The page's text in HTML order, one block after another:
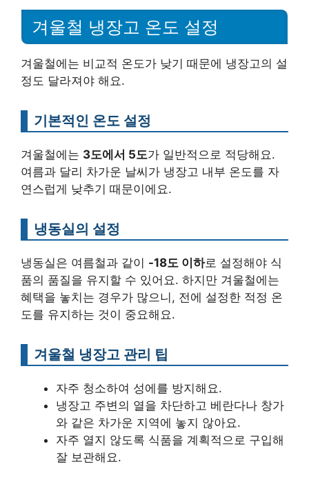
겨울철 냉장고 온도 설정
겨울철에는 비교적 온도가 낮기 때문에 냉장고의 설
정도 달라져야 해요.
기본적인 온도 설정
겨울철에는 3도에서 5도가 일반적으로 적당해요.
여름과 달리 차가운 날씨가 냉장고 내부 온도를 자
연스럽게 낮추기 때문이에요.
냉동실의 설정
냉동실은 여름철과 같이 -18도 이하로 설정해야 식
품의 품질을 유지할 수 있어요. 하지만 겨울철에는
혜택을 놓치는 경우가 많으니, 전에 설정한 적정 온
도를 유지하는 것이 중요해요.
겨울철 냉장고 관리 팁
자주 청소하여 성에를 방지해요.
냉장고 주변의 열을 차단하고 베란다나 창가
와 같은 차가운 지역에 놓지 않아요.
자주 열지 않도록 식품을 계획적으로 구입해
잘 보관해요.